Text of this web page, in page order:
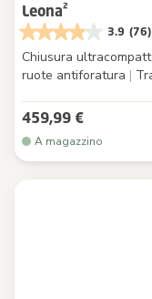
Leona²
3.9 (76)
Chiusura
ruote antiforatura |
459,99 €
A magazzino